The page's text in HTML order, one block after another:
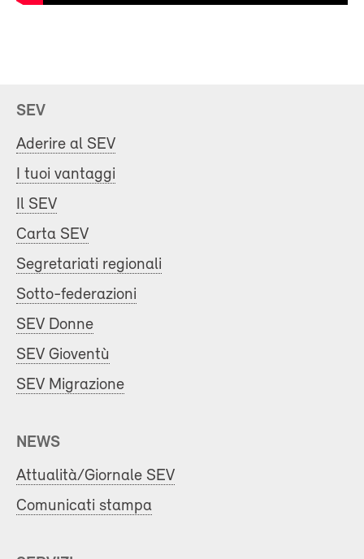
SEV
Aderire al SEV
I tuoi vantaggi
Il SEV
Carta SEV
Segretariati regionali
Sotto-federazioni
SEV Donne
SEV Gioventù
SEV Migrazione
NEWS
Attualità/Giornale SEV
Comunicati stampa